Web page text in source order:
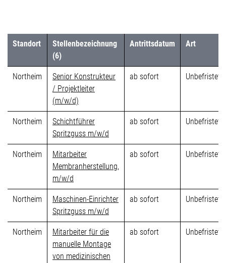
Standort
Stellenbezeichnung
(6)
Antrittsdatum Art
Northeim
Senior Konstrukteur
/ Projektleiter
(m/w/d)
ab sofort Unbefristet
Northeim
Schichtführer
Spritzguss m/w/d
ab sofort Unbefristet
Northeim
Mitarbeiter
Membranherstellung,
m/w/d
ab sofort Unbefristet
Northeim
Maschinen-Einrichter
Spritzguss m/w/d
ab sofort Unbefristet
Northeim
Mitarbeiter für die
manuelle Montage
von medizinischen
ab sofort Unbefristet